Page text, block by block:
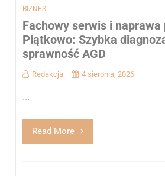
BIZNES
Fachowy serwis i naprawa
Piątkowo: Szybka
sprawność AGD
Redakcja 4 sierpnia, 2026
...
Read More